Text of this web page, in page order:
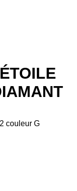
couleur G